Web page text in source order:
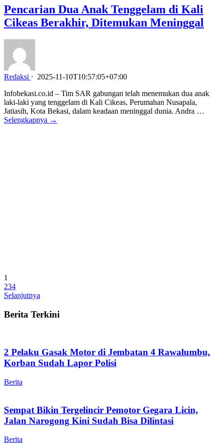
Pencarian Dua Anak Tenggelam di Kali
Cikeas Berakhir, Ditemukan Meninggal
Redaksi · 2025-11-10T10:57:05+07:00
Infobekasi.co.id – Tim SAR gabungan telah menemukan dua anak
laki-laki yang tenggelam di Kali Cikeas, Perumahan Nusapala,
Jatiasih, Kota Bekasi, dalam keadaan meninggal dunia. Andra …
Selengkapnya →
1
234
Selanjutnya
Berita Terkini
2 Pelaku Gasak Motor di Jembatan 4 Rawalumbu,
Korban Sudah Lapor Polisi
Berita
Sempat Bikin Tergelincir Pemotor Gegara Licin,
Jalan Narogong Kini Sudah Bisa Dilintasi
Berita